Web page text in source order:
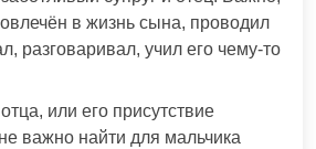
в жизнь сына, проводил
разговаривал, учил его чему-то
или его присутствие
важно найти для мальчика